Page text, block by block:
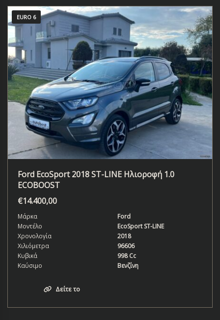
EURO 6
Ford EcoSport 2018 ST-LINE Ηλιοροφή 1.0
ECOBOOST
€14.400,00
Μάρκα
Ford
Μοντέλο
EcoSport ST-LINE
Χρονολογία
2018
Χιλιόμετρα
96606
Κυβικά
998 Cc
Καύσιμο
Βενζίνη
Δείτε το